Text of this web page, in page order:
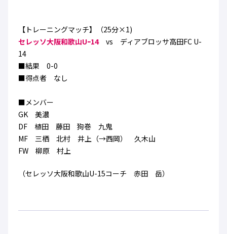
【トレーニングマッチ】（25分×1)
セレッソ大阪和歌山Uｰ14vs ディアブロッサ高田FC U-
14
■結果 0-0
■得点者 なし
■メンバー
GK 美濃
DF 植田 藤田 狗巻 九鬼
MF 三栖 北村 井上（→西岡） 久木山
FW 柳原 村上
（セレッソ大阪和歌山U-15コーチ 赤田 岳）